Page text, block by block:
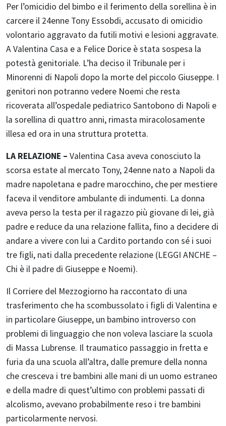
Per l’omicidio del bimbo e il ferimento della sorellina è in
carcere il 24enne Tony Essobdi, accusato di omicidio
volontario aggravato da futili motivi e lesioni aggravate.
A Valentina Casa e a Felice Dorice è stata sospesa la
potestà genitoriale. L’ha deciso il Tribunale per i
Minorenni di Napoli dopo la morte del piccolo Giuseppe. I
genitori non potranno vedere Noemi che resta
ricoverata all’ospedale pediatrico Santobono di Napoli e
la sorellina di quattro anni, rimasta miracolosamente
illesa ed ora in una struttura protetta.
LA RELAZIONE – Valentina Casa aveva conosciuto la
scorsa estate al mercato Tony, 24enne nato a Napoli da
madre napoletana e padre marocchino, che per mestiere
faceva il venditore ambulante di indumenti. La donna
aveva perso la testa per il ragazzo più giovane di lei, già
padre e reduce da una relazione fallita, fino a decidere di
andare a vivere con lui a Cardito portando con sé i suoi
tre figli, nati dalla precedente relazione (LEGGI ANCHE –
Chi è il padre di Giuseppe e Noemi).
Il Corriere del Mezzogiorno ha raccontato di una
trasferimento che ha scombussolato i figli di Valentina e
in particolare Giuseppe, un bambino introverso con
problemi di linguaggio che non voleva lasciare la scuola
di Massa Lubrense. Il traumatico passaggio in fretta e
furia da una scuola all’altra, dalle premure della nonna
che cresceva i tre bambini alle mani di un uomo estraneo
e della madre di quest’ultimo con problemi passati di
alcolismo, avevano probabilmente reso i tre bambini
particolarmente nervosi.